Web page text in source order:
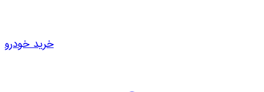
خرید خودرو